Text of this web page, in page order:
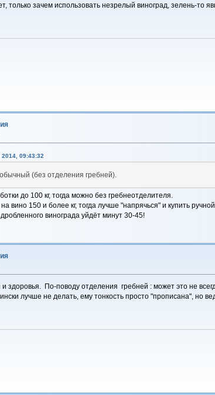
только зачем использовать незрелый виноград, зелень-то
09:43:32
(без отделения гребней).
до 100 кг, тогда можно без гребнеотделителя.
вино 150 и более кг, тогда лучше "напрячься" и купить
винограда уйдёт минут 30-45!
здоровья. По-поводу отделения гребней : может это не
лучше не делать, ему тонкость просто "прописана", но